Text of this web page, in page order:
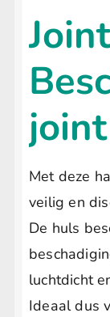
Met deze
veilig en
De huls
luchtdicht
Ideaal dus